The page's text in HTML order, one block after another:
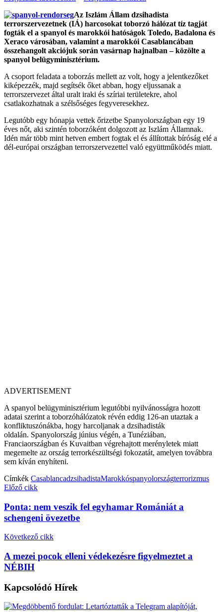
Az Iszlám Állam dzsihadista
terrorszervezetnek (IÁ) harcosokat toborzó hálózat tíz tagját
fogták el a spanyol és marokkói hatóságok Toledo, Badalona és
Xeraco városában, valamint a marokkói Casablancában
összehangolt akciójuk során vasárnap hajnalban – közölte a
spanyol belügyminisztérium.
A csoport feladata a toborzás mellett az volt, hogy a jelentkezőket
kiképezzék, majd segítsék őket abban, hogy eljussanak a
terrorszervezet által uralt iraki és szíriai területekre, ahol
csatlakozhatnak a szélsőséges fegyveresekhez.
Legutóbb egy hónapja vettek őrizetbe Spanyolországban egy 19
éves nőt, aki szintén toborzóként dolgozott az Iszlám Államnak.
Idén már több mint hetven embert fogtak el és állítottak bíróság elé a
dél-európai országban terrorszervezettel való együttműködés miatt.
ADVERTISEMENT
A spanyol belügyminisztérium legutóbbi nyilvánosságra hozott
adatai szerint a toborzóhálózatok révén eddig 126-an utaztak a
konfliktuszónákba, hogy harcoljanak a dzsihadisták
oldalán. Spanyolország június végén, a Tunéziában,
Franciaországban és Kuvaitban végrehajtott merényletek miatt
megemelte az ország terrorkészültségi fokozatát, amelyen továbbra
sem kíván enyhíteni.
Címkék CasablancadzsihadistaMarokkóspanyolországterrorizmus
Előző cikk
Ponta: nem veszik fel egyhamar Romániát a
schengeni övezetbe
Következő cikk
A mezei pocok elleni védekezésre figyelmeztet a
NÉBIH
Kapcsolódó Hírek